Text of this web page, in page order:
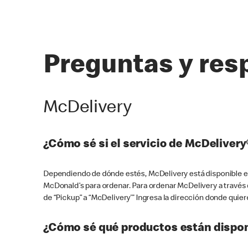
Preguntas y
McDelivery
¿Cómo sé si el servicio de
Dependiendo de dónde estés, McDelivery está disponible
McDonald’s para ordenar. Para ordenar McDelivery a través
de “Pickup” a “McDelivery’” Ingresa la dirección donde
¿Cómo sé qué productos están